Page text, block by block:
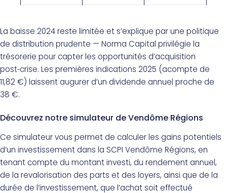
La baisse 2024 reste limitée et s’explique par une politique
de distribution prudente — Norma Capital privilégie la
trésorerie pour capter les opportunités d’acquisition
post‑crise. Les premières indications 2025 (acompte de
11,82 €) laissent augurer d’un dividende annuel proche de
38 €.
Découvrez notre simulateur de Vendôme Régions
Ce simulateur vous permet de calculer les gains potentiels
d’un investissement dans la SCPI Vendôme Régions, en
tenant compte du montant investi, du rendement annuel,
de la revalorisation des parts et des loyers, ainsi que de la
durée de l’investissement, que l’achat soit effectué